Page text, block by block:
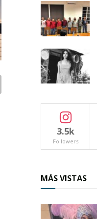
3.5k
Followers
MÁS VISTAS